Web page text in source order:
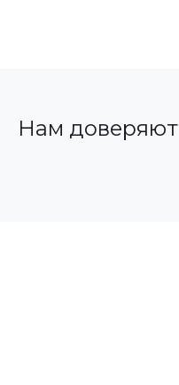
Нам доверяют